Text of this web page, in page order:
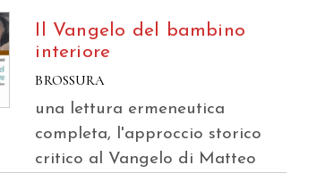
Il Vangelo del bambino
interiore
BROSSURA
una lettura ermeneutica
completa, l'approccio storico
critico al Vangelo di Matteo